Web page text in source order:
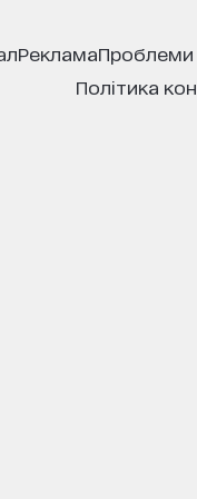
реклама
політика